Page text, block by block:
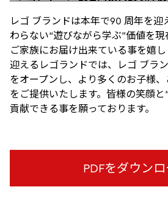
レゴ ブランドは本年で90 周年を迎
わらない“遊びながら学ぶ”価値を現
ご家族にお届け出来ている事を嬉
迎えるレゴランドでは、レゴ ブラ
をオープンし、より多くのお子様
をご提供いたします。皆様の笑顔
貢献できる事を願っております。
PDFをダウン